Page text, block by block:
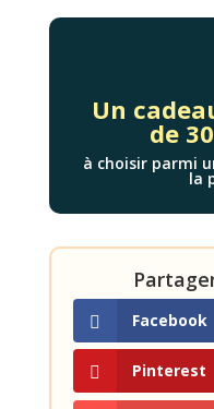
Un
de
à choisir parmi
la
Facebook
Pinterest